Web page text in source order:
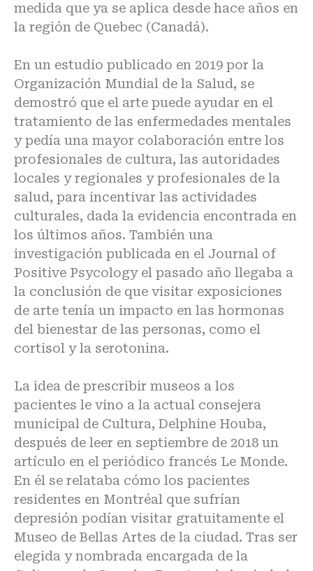
medida que ya se aplica desde hace años en
la región de Quebec (Canadá).
En un estudio publicado en 2019 por la
Organización Mundial de la Salud, se
demostró que el arte puede ayudar en el
tratamiento de las enfermedades mentales
y pedía una mayor colaboración entre los
profesionales de cultura, las autoridades
locales y regionales y profesionales de la
salud, para incentivar las actividades
culturales, dada la evidencia encontrada en
los últimos años. También una
investigación publicada en el Journal of
Positive Psycology el pasado año llegaba a
la conclusión de que visitar exposiciones
de arte tenía un impacto en las hormonas
del bienestar de las personas, como el
cortisol y la serotonina.
La idea de prescribir museos a los
pacientes le vino a la actual consejera
municipal de Cultura, Delphine Houba,
después de leer en septiembre de 2018 un
artículo en el periódico francés Le Monde.
En él se relataba cómo los pacientes
residentes en Montréal que sufrían
depresión podían visitar gratuitamente el
Museo de Bellas Artes de la ciudad. Tras ser
elegida y nombrada encargada de la